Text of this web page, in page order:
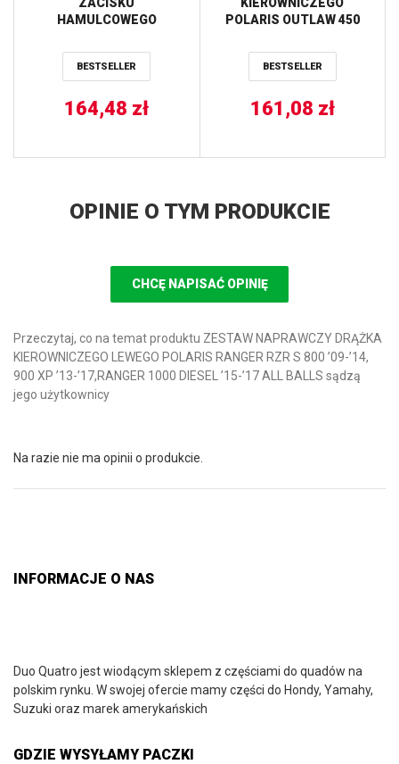
HAMULCOWEGO
900/1000 ’13-’18, General
1000 ’16-’21, Ranger 1000
570 ’15-’21, RZR 800
’10-’14, RZR 900 ’15-’18,
RZR XP 900 ’11-’14 ALL
BESTSELLER
164,48 zł
POLARIS OUTLAW 450
PREDATOR 500 (07),
SPORTSMAN XP 850 (09)
BESTSELLER
161,08 zł
OPINIE O TYM PRODUKCIE
CHCĘ NAPISAĆ OPINIĘ
Przeczytaj, co na temat produktu ZESTAW NAPRAWCZY DRĄŻKA
KIEROWNICZEGO LEWEGO POLARIS RANGER RZR S 800 ’09-’14,
900 XP ’13-’17,RANGER 1000 DIESEL ’15-’17 ALL BALLS sądzą
jego użytkownicy
Na razie nie ma opinii o produkcie.
INFORMACJE O NAS
Duo Quatro jest wiodącym sklepem z częściami do quadów na
polskim rynku. W swojej ofercie mamy części do Hondy, Yamahy,
Suzuki oraz marek amerykańskich
GDZIE WYSYŁAMY PACZKI